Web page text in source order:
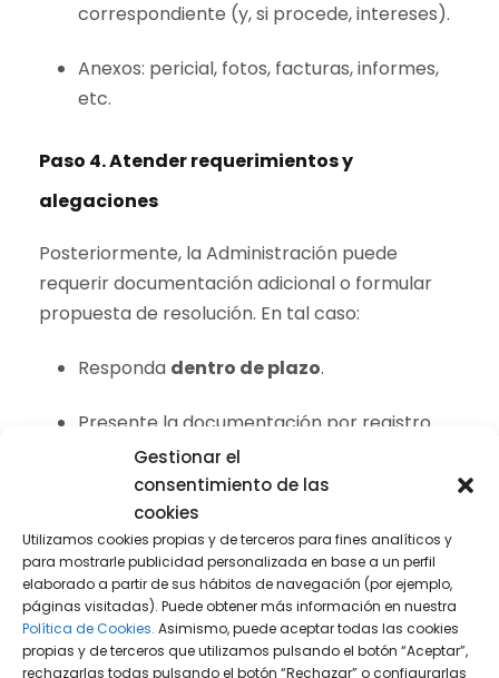
Gestionar el
consentimiento de las
cookies
Utilizamos cookies propias y de terceros para fines analíticos y
para mostrarle publicidad personalizada en base a un perfil
elaborado a partir de sus hábitos de navegación (por ejemplo,
páginas visitadas). Puede obtener más información en nuestra
Política de Cookies. Asimismo, puede aceptar todas las cookies
propias y de terceros que utilizamos pulsando el botón “Aceptar”,
rechazarlas todas pulsando el botón “Rechazar” o configurarlas
correspondiente (y, si procede, intereses).
Anexos: pericial, fotos, facturas, informes,
etc.
Paso 4. Atender requerimientos y
alegaciones
Posteriormente, la Administración puede
requerir documentación adicional o formular
propuesta de resolución. En tal caso:
Responda dentro de plazo.
Presente la documentación por registro
(preferentemente telemático).
Mantenga coherencia entre lo alegado y la
prueba aportada.
Paso 5. Si deniegan: recursos
administrativos y vía económico-